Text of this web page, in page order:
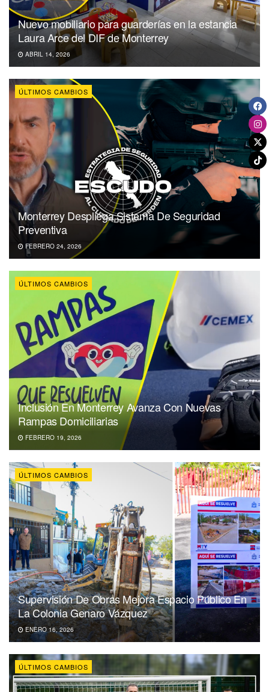
Nuevo mobiliario para guarderías en la estancia
Laura Arce del DIF de Monterrey
ABRIL 14, 2026
ÚLTIMOS CAMBIOS
Monterrey Despliega Sistema De Seguridad
Preventiva
FEBRERO 24, 2026
ÚLTIMOS CAMBIOS
Inclusión En Monterrey Avanza Con Nuevas
Rampas Domiciliarias
FEBRERO 19, 2026
ÚLTIMOS CAMBIOS
Supervisión De Obras Mejora Espacio Público En
La Colonia Genaro Vázquez
ENERO 16, 2026
ÚLTIMOS CAMBIOS